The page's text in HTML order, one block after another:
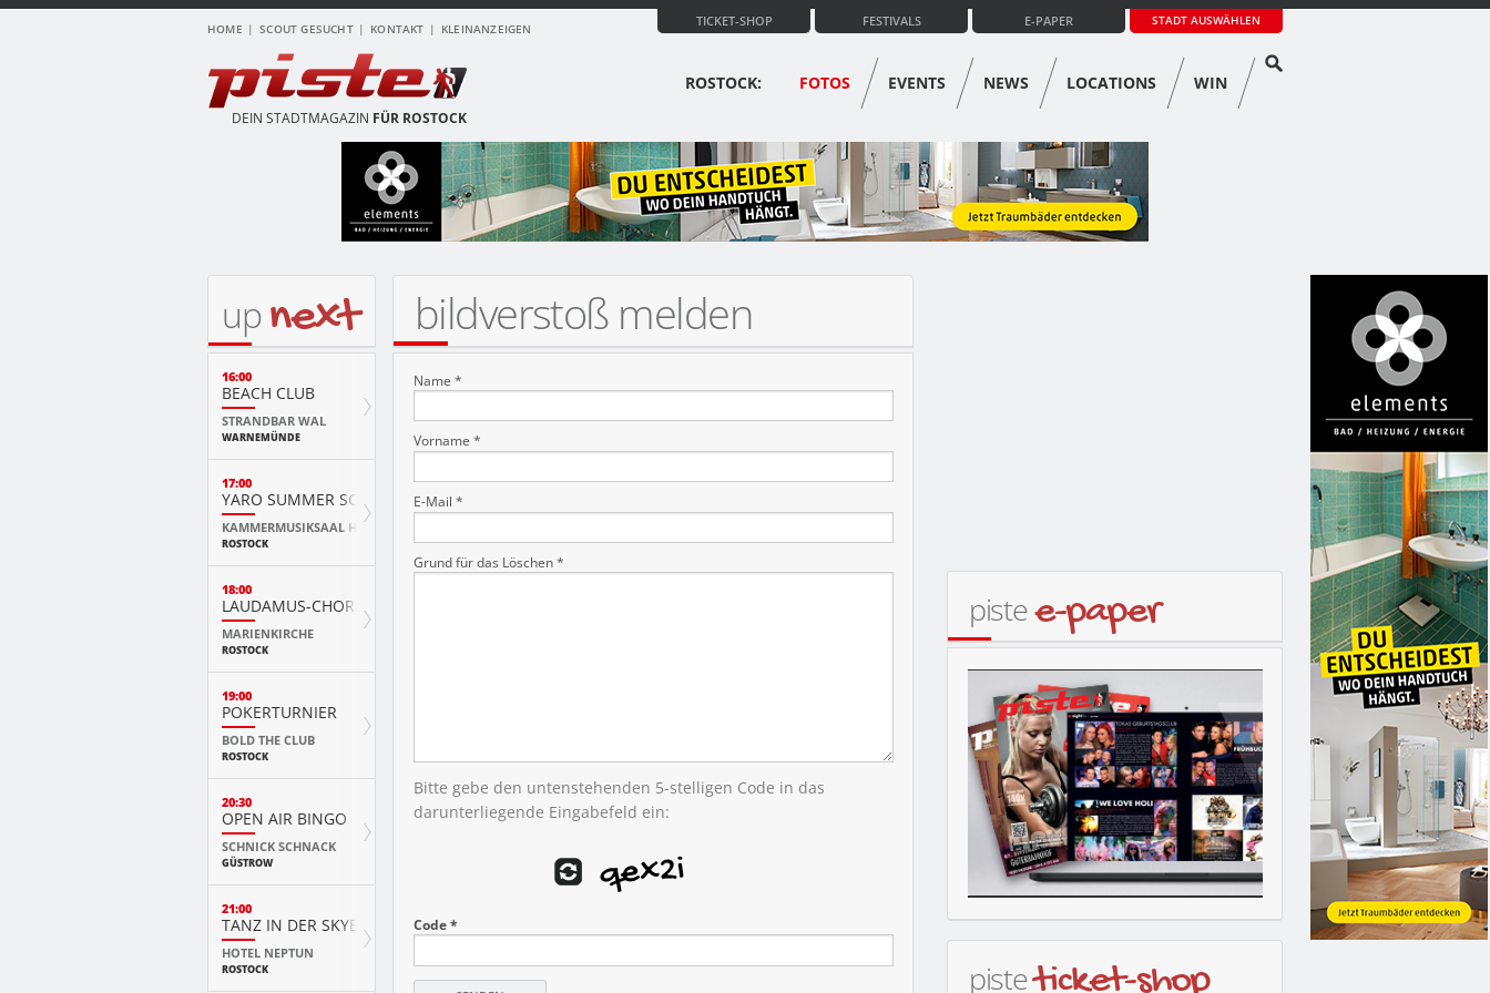
HOME SCOUT GESUCHT KONTAKT KLEINANZEIGEN
STADT AUSWÄHLEN
E-PAPER
FESTIVALS
TICKET-SHOP
DEIN STADTMAGAZIN FÜR ROSTOCK
ROSTOCK: FOTOS EVENTS NEWS LOCATIONS WIN
bildverstoß melden
Name *
Vorname *
E-Mail *
Grund für das Löschen *
Bitte gebe den untenstehenden 5-stelligen Code in das
darunterliegende Eingabefeld ein:
Code *
upnext
16:00
BEACH CLUB
STRANDBAR WAL
WARNEMÜNDE
17:00
YARO SUMMER SCHOOL KURSKONZERT
KAMMERMUSIKSAAL HMT
ROSTOCK
18:00
LAUDAMUS-CHOR
MARIENKIRCHE
ROSTOCK
19:00
POKERTURNIER
BOLD THE CLUB
ROSTOCK
20:30
OPEN AIR BINGO
SCHNICK SCHNACK
GÜSTROW
21:00
TANZ IN DER SKYBAR
HOTEL NEPTUN
ROSTOCK
pistee-paper
pisteticket-shop